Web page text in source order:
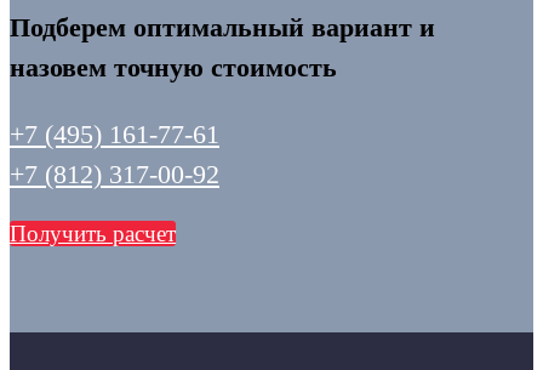
Подберем оптимальный вариант и
назовем точную стоимость
+7 (495) 161-77-61
+7 (812) 317-00-92
Получить расчет